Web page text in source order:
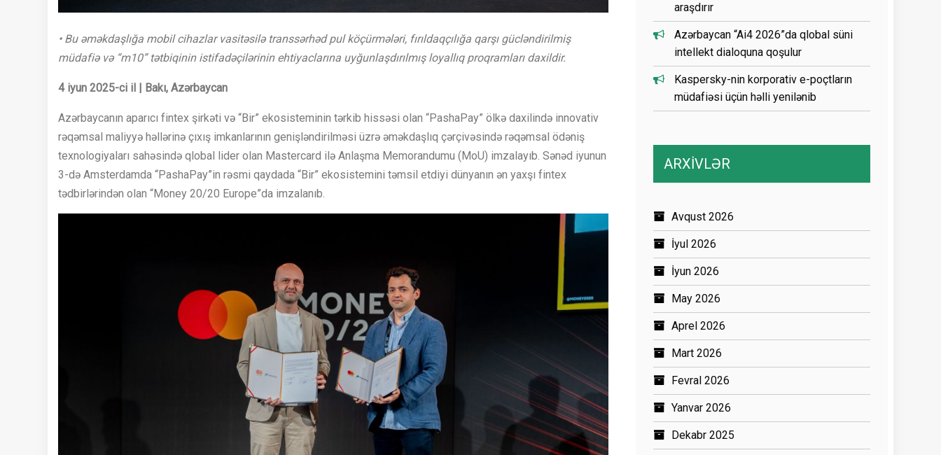
• Bu əməkdaşlığa mobil cihazlar vasitəsilə transsərhəd pul köçürmələri, fırıldaqçılığa qarşı gücləndirilmiş
müdafiə və “m10” tətbiqinin istifadəçilərinin ehtiyaclarına uyğunlaşdırılmış loyallıq proqramları daxildir.
4 iyun 2025-ci il | Bakı, Azərbaycan
Azərbaycanın aparıcı fintex şirkəti və “Bir” ekosisteminin tərkib hissəsi olan “PashaPay” ölkə daxilində innovativ
rəqəmsal maliyyə həllərinə çıxış imkanlarının genişləndirilməsi üzrə əməkdaşlıq çərçivəsində rəqəmsal ödəniş
texnologiyaları sahəsində qlobal lider olan Mastercard ilə Anlaşma Memorandumu (MoU) imzalayıb. Sənəd iyunun
3-də Amsterdamda “PashaPay”in rəsmi qaydada “Bir” ekosistemini təmsil etdiyi dünyanın ən yaxşı fintex
tədbirlərindən olan “Money 20/20 Europe”da imzalanıb.
araşdırır
Azərbaycan “Ai4 2026”da qlobal süni
intellekt dialoquna qoşulur
Kaspersky-nin korporativ e-poçtların
müdafiəsi üçün həlli yenilənib
ARXİVLƏR
Avqust 2026
İyul 2026
İyun 2026
May 2026
Aprel 2026
Mart 2026
Fevral 2026
Yanvar 2026
Dekabr 2025